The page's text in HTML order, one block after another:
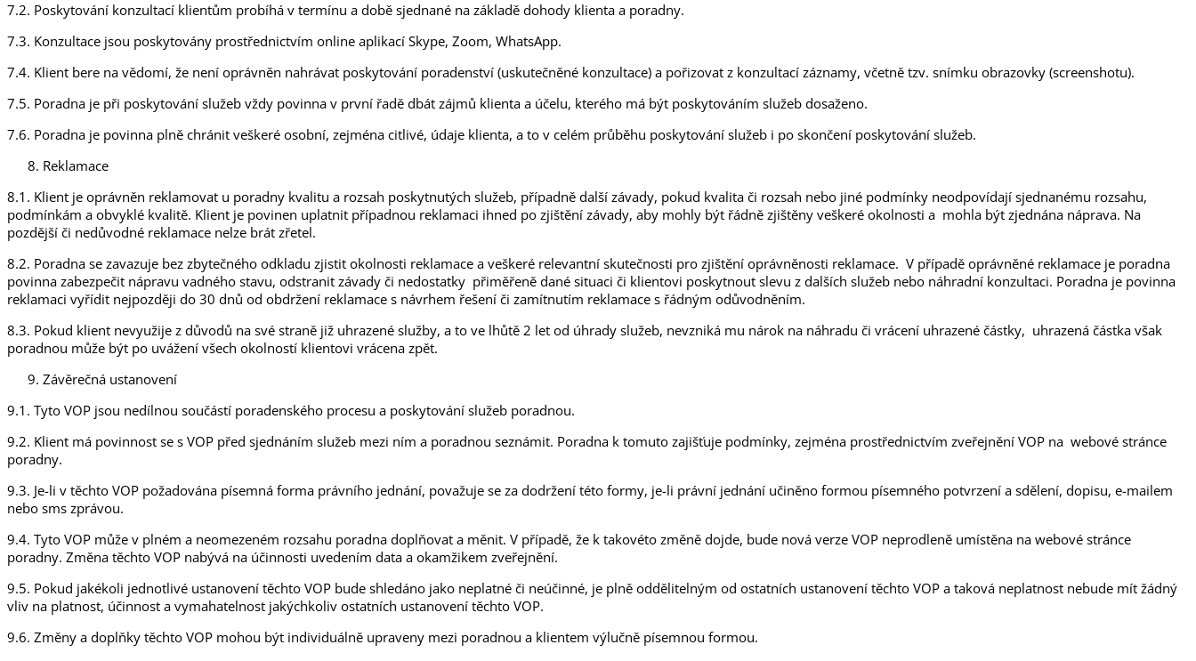
7.2. Poskytování konzultací klientům probíhá v termínu a době sjednané na základě dohody klienta a poradny.
7.3. Konzultace jsou poskytovány prostřednictvím online aplikací Skype, Zoom, WhatsApp.
7.4. Klient bere na vědomí, že není oprávněn nahrávat poskytování poradenství (uskutečněné konzultace) a pořizovat z konzultací záznamy, včetně tzv. snímku obrazovky (screenshotu).
7.5. Poradna je při poskytování služeb vždy povinna v první řadě dbát zájmů klienta a účelu, kterého má být poskytováním služeb dosaženo.
7.6. Poradna je povinna plně chránit veškeré osobní, zejména citlivé, údaje klienta, a to v celém průběhu poskytování služeb i po skončení poskytování služeb.
Reklamace
8.1. Klient je oprávněn reklamovat u poradny kvalitu a rozsah poskytnutých služeb, případně další závady, pokud kvalita či rozsah nebo jiné podmínky neodpovídají sjednanému rozsahu,
podmínkám a obvyklé kvalitě. Klient je povinen uplatnit případnou reklamaci ihned po zjištění závady, aby mohly být řádně zjištěny veškeré okolnosti a mohla být zjednána náprava. Na
pozdější či nedůvodné reklamace nelze brát zřetel.
8.2. Poradna se zavazuje bez zbytečného odkladu zjistit okolnosti reklamace a veškeré relevantní skutečnosti pro zjištění oprávněnosti reklamace. V případě oprávněné reklamace je poradna
povinna zabezpečit nápravu vadného stavu, odstranit závady či nedostatky přiměřeně dané situaci či klientovi poskytnout slevu z dalších služeb nebo náhradní konzultaci. Poradna je povinna
reklamaci vyřídit nejpozději do 30 dnů od obdržení reklamace s návrhem řešení či zamítnutím reklamace s řádným odůvodněním.
8.3. Pokud klient nevyužije z důvodů na své straně již uhrazené služby, a to ve lhůtě 2 let od úhrady služeb, nevzniká mu nárok na náhradu či vrácení uhrazené částky, uhrazená částka však
poradnou může být po uvážení všech okolností klientovi vrácena zpět.
Závěrečná ustanovení
9.1. Tyto VOP jsou nedílnou součástí poradenského procesu a poskytování služeb poradnou.
9.2. Klient má povinnost se s VOP před sjednáním služeb mezi ním a poradnou seznámit. Poradna k tomuto zajišťuje podmínky, zejména prostřednictvím zveřejnění VOP na webové stránce
poradny.
9.3. Je-li v těchto VOP požadována písemná forma právního jednání, považuje se za dodržení této formy, je-li právní jednání učiněno formou písemného potvrzení a sdělení, dopisu, e-mailem
nebo sms zprávou.
9.4. Tyto VOP může v plném a neomezeném rozsahu poradna doplňovat a měnit. V případě, že k takovéto změně dojde, bude nová verze VOP neprodleně umístěna na webové stránce
poradny. Změna těchto VOP nabývá na účinnosti uvedením data a okamžikem zveřejnění.
9.5. Pokud jakékoli jednotlivé ustanovení těchto VOP bude shledáno jako neplatné či neúčinné, je plně oddělitelným od ostatních ustanovení těchto VOP a taková neplatnost nebude mít žádný
vliv na platnost, účinnost a vymahatelnost jakýchkoliv ostatních ustanovení těchto VOP.
9.6. Změny a doplňky těchto VOP mohou být individuálně upraveny mezi poradnou a klientem výlučně písemnou formou.